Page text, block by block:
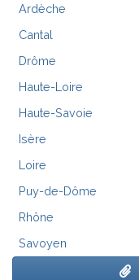
Ardèche
Cantal
Drôme
Haute-Loire
Haute-Savoie
Isère
Loire
Puy-de-Dôme
Rhône
Savoyen